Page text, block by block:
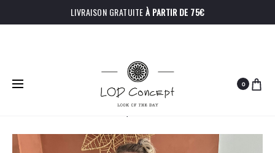
LIVRAISON GRATUITEÀ PARTIR DE 75€
0